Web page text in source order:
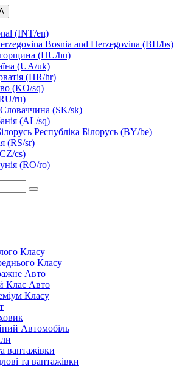
(INT/en)
Bosnia and Herzegovina (BH/bs)
(HU/hu)
(UA/uk)
(HR/hr)
(KO/sq)
ru)
Словаччина (SK/sk)
(AL/sq)
Республіка Білорусь (BY/be)
(RS/sr)
cs)
(RO/ro)
Класу
Класу
Авто
Клас Авто
Класу
Автомобіль
вантажівки
та вантажівки